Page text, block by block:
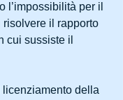
l’impossibilità per il
il rapporto
cui sussiste il
licenziamento della